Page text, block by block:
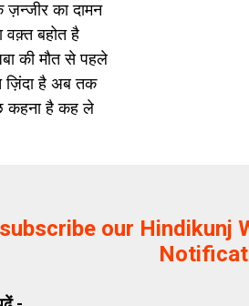
का दामन
वक़्त बहोत है
की मौत से पहले
ज़िंदा है अब तक
कहनाहै कह ले
our Hindikunj